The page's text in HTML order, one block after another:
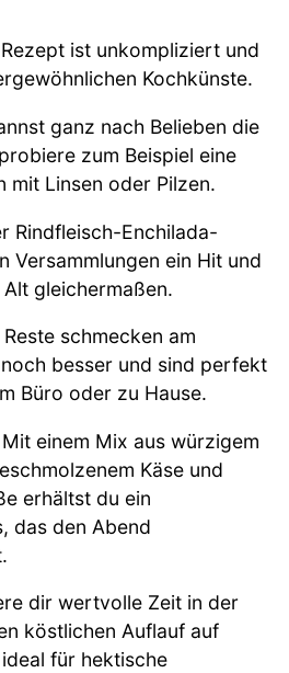
ist unkompliziert und
Kochkünste.
ganz nach Belieben die
zum Beispiel eine
mit Linsen oder Pilzen.
Rindfleisch-Enchilada-
Versammlungen ein Hit und
gleichermaßen.
Reste schmecken am
besser und sind perfekt
Büro oder zu Hause.
einem Mix aus würzigem
Käse und
erhältst du ein
das den Abend
dir wertvolle Zeit in der
köstlichen Auflauf auf
für hektische